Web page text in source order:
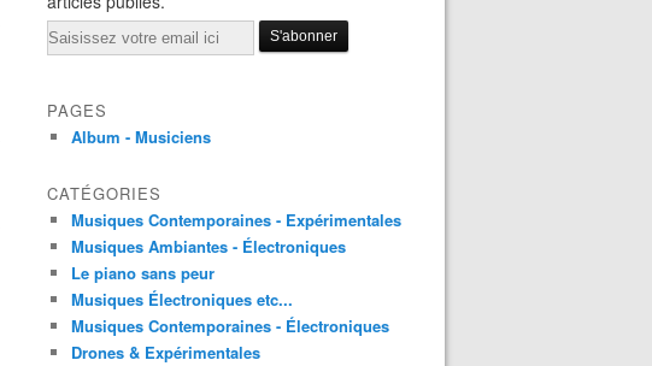
Email
PAGES
Album - Musiciens
CATÉGORIES
Musiques Contemporaines - Expérimentales
Musiques Ambiantes - Électroniques
Le piano sans peur
Musiques Électroniques etc...
Musiques Contemporaines - Électroniques
Drones & Expérimentales